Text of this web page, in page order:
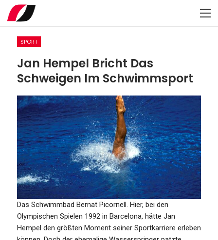
SPORT
Jan Hempel Bricht Das
Schweigen Im Schwimmsport
Das Schwimmbad Bernat Picornell. Hier, bei den
Olympischen Spielen 1992 in Barcelona, hätte Jan
Hempel den größten Moment seiner Sportkarriere erleben